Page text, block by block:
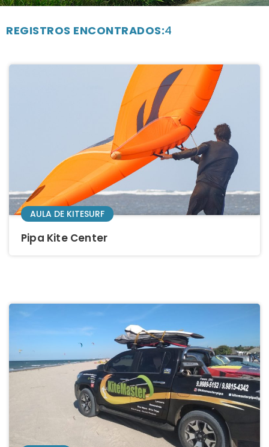
REGISTROS ENCONTRADOS:4
AULA DE KITESURF
Pipa Kite Center